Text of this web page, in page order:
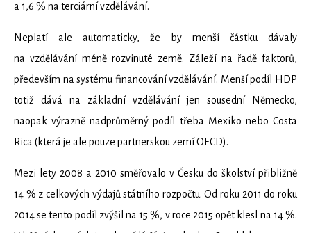
a 1,6 % na terciární vzdělávání.
Neplatí ale automaticky, že by menší částku dávaly
na vzdělávání méně rozvinuté země. Záleží na řadě faktorů,
především na systému financování vzdělávání. Menší podíl HDP
totiž dává na základní vzdělávání jen sousední Německo,
naopak výrazně nadprůměrný podíl třeba Mexiko nebo Costa
Rica (která je ale pouze partnerskou zemí OECD).
Mezi lety 2008 a 2010 směřovalo v Česku do školství přibližně
14 % z celkových výdajů státního rozpočtu. Od roku 2011 do roku
2014 se tento podíl zvýšil na 15 %, v roce 2015 opět klesl na 14 %.